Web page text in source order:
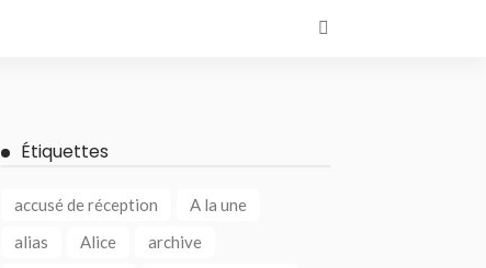
Étiquettes
accusé de réception
A la une
alias
Alice
archive